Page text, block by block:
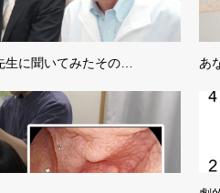
に聞いてみたその… あ